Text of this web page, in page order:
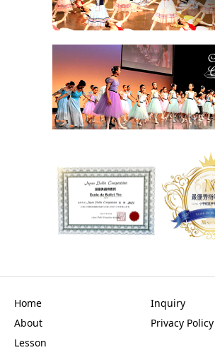
Home
About
Lesson
Inquiry
Privacy Policy